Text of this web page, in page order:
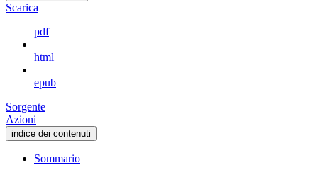
Scarica
pdf
html
epub
Sorgente
Azioni
indice dei contenuti
Sommario